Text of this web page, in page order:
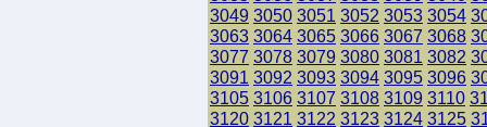
3049 3050 3051 3052 3053 3054
3063 3064 3065 3066 3067 3068
3077 3078 3079 3080 3081 3082
3091 3092 3093 3094 3095 3096
3105 3106 3107 3108 3109 3110
3120 3121 3122 3123 3124 3125